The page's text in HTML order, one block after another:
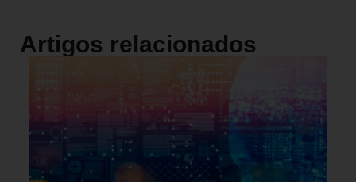
Artigos relacionados